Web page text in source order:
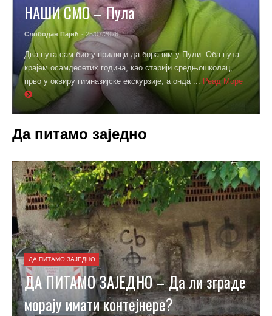
НАШИ СМО – Пула
Слободан Пајић - 25/07/2026
Два пута сам био у прилици да боравим у Пули. Оба пута
крајем осамдесетих година, као старији средњошколац,
прво у оквиру гимназијске екскурзије, а онда ...
Реад Море
Да питамо заједно
ДА ПИТАМО ЗАЈЕДНО
ДА ПИТАМО ЗАЈЕДНО – Да ли зграде
морају имати контејнере?